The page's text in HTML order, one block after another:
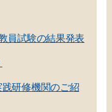
員試験の結果発表
研修機関のご紹